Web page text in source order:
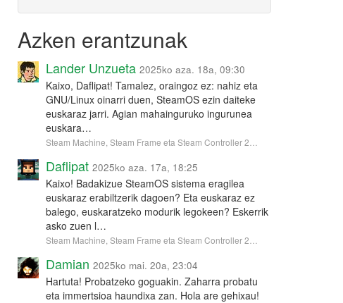
Azken erantzunak
Lander Unzueta 2025ko aza. 18a, 09:30
Kaixo, Daflipat! Tamalez, oraingoz ez: nahiz eta
GNU/Linux oinarri duen, SteamOS ezin daiteke
euskaraz jarri. Agian mahainguruko ingurunea
euskara…
Steam Machine, Steam Frame eta Steam Controller 2…
Daflipat 2025ko aza. 17a, 18:25
Kaixo! Badakizue SteamOS sistema eragilea
euskaraz erabiltzerik dagoen? Eta euskaraz ez
balego, euskaratzeko modurik legokeen? Eskerrik
asko zuen l…
Steam Machine, Steam Frame eta Steam Controller 2…
Damian 2025ko mai. 20a, 23:04
Hartuta! Probatzeko goguakin. Zaharra probatu
eta immertsioa haundixa zan. Hola are gehixau!